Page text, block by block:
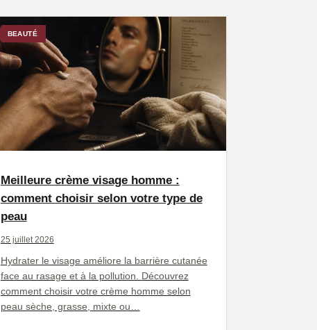
BEAUTÉ
Meilleure crème visage homme :
comment choisir selon votre type de
peau
25 juillet 2026
Hydrater le visage améliore la barrière cutanée
face au rasage et à la pollution. Découvrez
comment choisir votre crème homme selon
peau sèche, grasse, mixte ou…